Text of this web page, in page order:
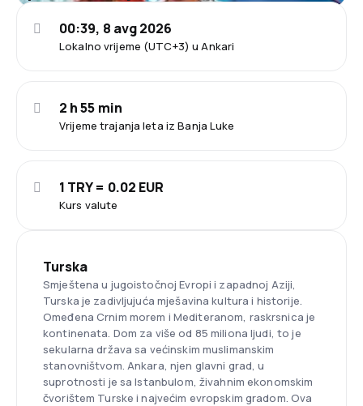
Lokalno vrijeme (UTC+3) u Ankari
00:39, 8 avg 2026
Vrijeme trajanja leta iz Banja Luke
2 h 55 min
Kurs valute
1 TRY = 0.02 EUR
Turska
Smještena u jugoistočnoj Evropi i zapadnoj Aziji,
Turska je zadivljujuća mješavina kultura i historije.
Omeđena Crnim morem i Mediteranom, raskrsnica je
kontinenata. Dom za više od 85 miliona ljudi, to je
sekularna država sa većinskim muslimanskim
stanovništvom. Ankara, njen glavni grad, u
suprotnosti je sa Istanbulom, živahnim ekonomskim
čvorištem Turske i najvećim evropskim gradom. Ova